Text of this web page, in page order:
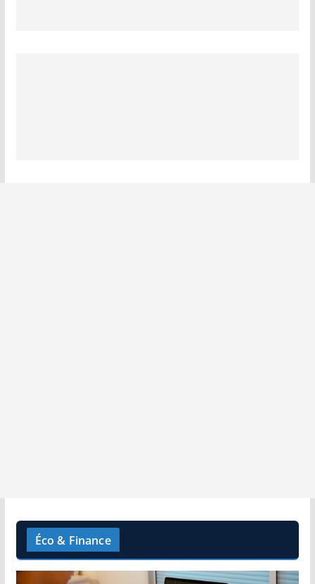
Éco & Finance